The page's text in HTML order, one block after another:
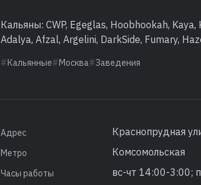
Кальяны: CWP, Egeglas, Hoobhookah,
Adalya, Afzal, Argelini, DarkSide, Fumary,
Кальянные Москва Заведения
Адрес Краснопрудная
Метро Комсомольская
Часы работы вс-чт 14:00-3:00;